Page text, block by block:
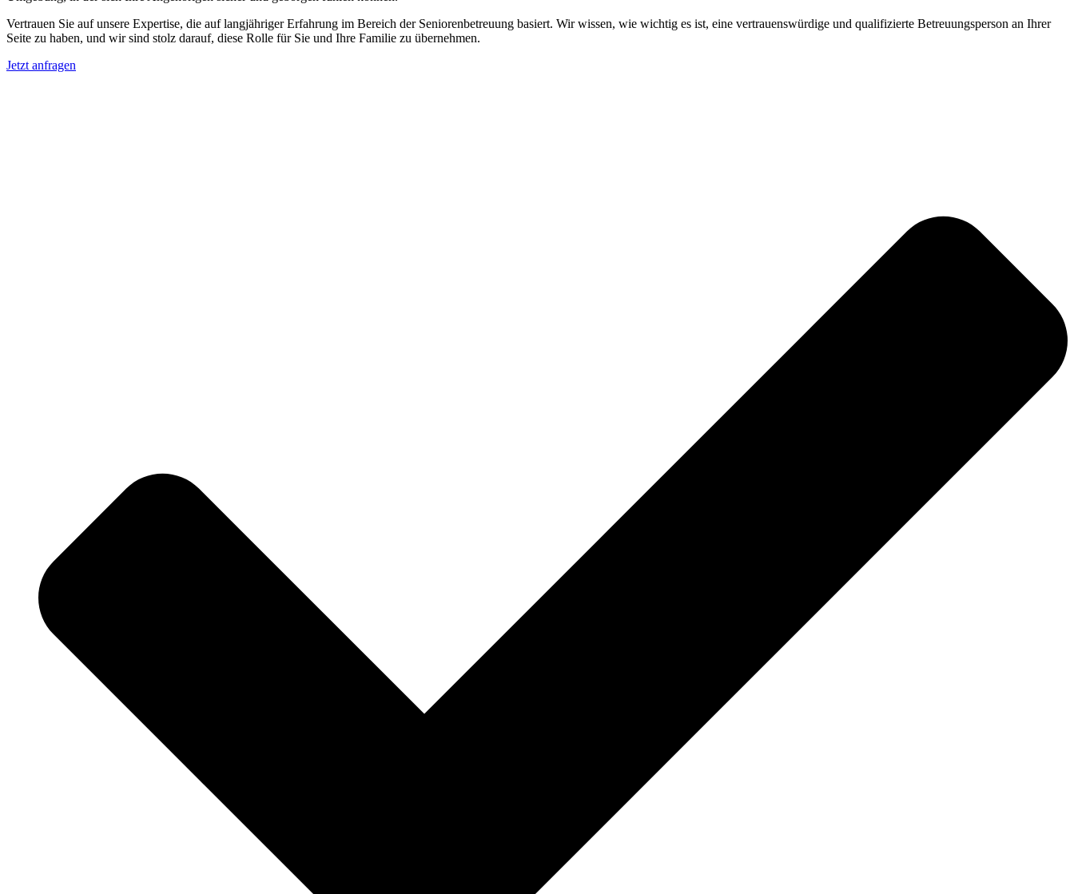
Vertrauen Sie auf unsere Expertise, die auf langjähriger Erfahrung im Bereich der Seniorenbetreuung basiert. Wir wissen, wie wichtig es ist, eine vertrauenswürdige und qualifizierte Betreuungsperson an Ihrer
Seite zu haben, und wir sind stolz darauf, diese Rolle für Sie und Ihre Familie zu übernehmen.
Jetzt anfragen